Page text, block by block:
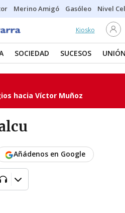
Merino Amigó Gasóleo Nivel
Kiosko
SOCIEDAD SUCESOS
hacia Víctor Muñoz
Añádenos en Google